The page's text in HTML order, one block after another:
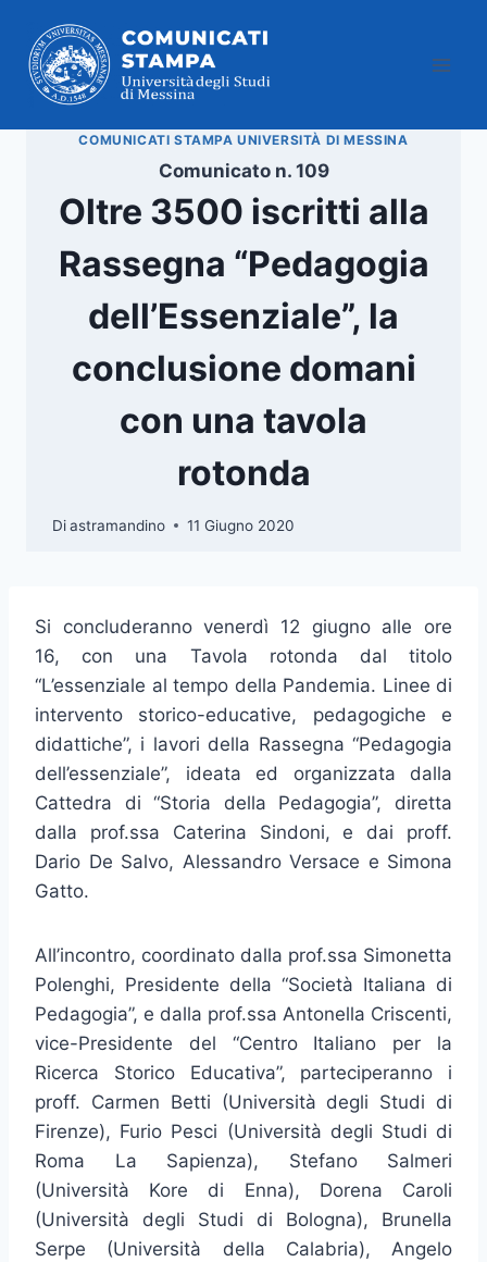
contenuto
COMUNICATI STAMPA UNIVERSITÀ DI MESSINA
Comunicato n. 109
Oltre 3500 iscritti alla
Rassegna “Pedagogia
dell’Essenziale”, la
conclusione domani
con una tavola
rotonda
Diastramandino 11 Giugno 2020
Si concluderanno venerdì 12 giugno alle ore
16, con una Tavola rotonda dal titolo
“L’essenziale al tempo della Pandemia. Linee di
intervento storico-educative, pedagogiche e
didattiche”, i lavori della Rassegna “Pedagogia
dell’essenziale”, ideata ed organizzata dalla
Cattedra di “Storia della Pedagogia”, diretta
dalla prof.ssa Caterina Sindoni, e dai proff.
Dario De Salvo, Alessandro Versace e Simona
Gatto.
All’incontro, coordinato dalla prof.ssa Simonetta
Polenghi, Presidente della “Società Italiana di
Pedagogia”, e dalla prof.ssa Antonella Criscenti,
vice-Presidente del “Centro Italiano per la
Ricerca Storico Educativa”, parteciperanno i
proff. Carmen Betti (Università degli Studi di
Firenze), Furio Pesci (Università degli Studi di
Roma La Sapienza), Stefano Salmeri
(Università Kore di Enna), Dorena Caroli
(Università degli Studi di Bologna), Brunella
Serpe (Università della Calabria), Angelo